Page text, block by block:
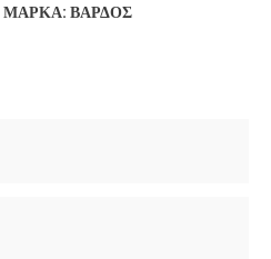
ΜΆΡΚΑ: ΒΆΡΔΟΣ